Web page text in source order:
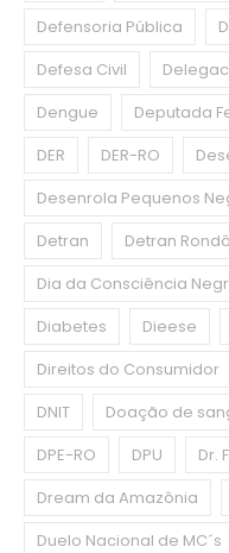
Defensoria Pública
Defesa Civil
Dengue
Deputada
DER
DER-RO
Desenrola Pequenos
Detran
Detran
Dia da Consciência
Diabetes
Dieese
Direitos do Consumidor
DNIT
Doação de
DPE-RO
DPU Dr.
Dream da Amazônia
Duelo Nacional de MC´s